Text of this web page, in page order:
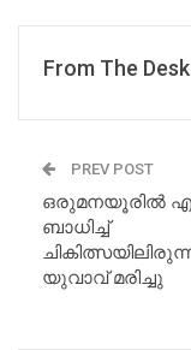
From The Desk
PREV POST
ഒരുമനയൂരിൽ
ബാധിച്ച്
യുവാവ് മരിച്ചു